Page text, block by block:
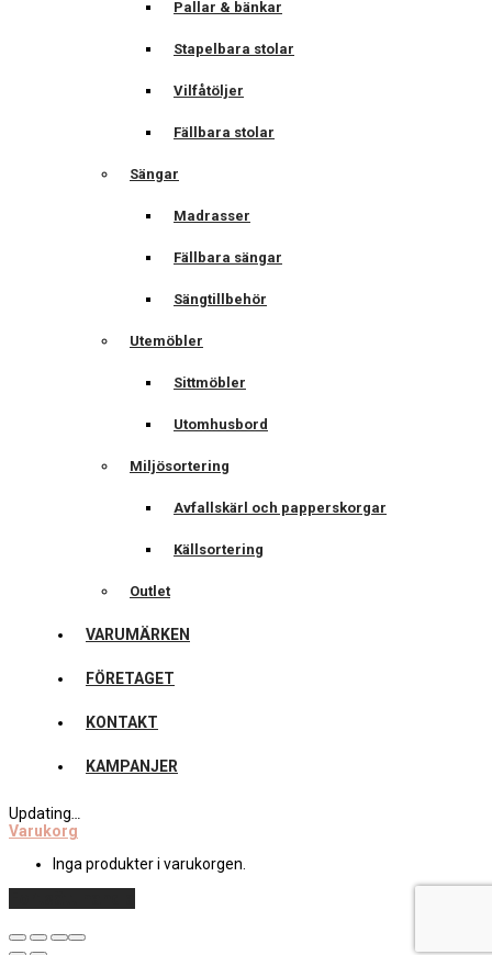
Pallar & bänkar
Stapelbara stolar
Vilfåtöljer
Fällbara stolar
Sängar
Madrasser
Fällbara sängar
Sängtillbehör
Utemöbler
Sittmöbler
Utomhusbord
Miljösortering
Avfallskärl och papperskorgar
Källsortering
Outlet
VARUMÄRKEN
FÖRETAGET
KONTAKT
KAMPANJER
Updating
Varukorg
Inga produkter i varukorgen.